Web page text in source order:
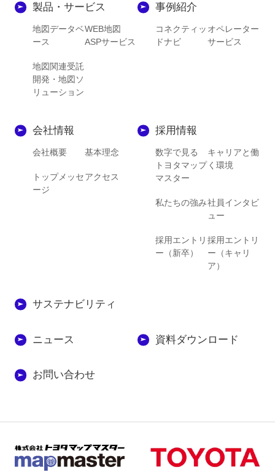
製品・サービス
地図データベ
ース
WEB地図
ASPサービス
地図関連受託
開発・地図ソ
リューション
事例紹介
コネクティッ
ドナビ
オペレーター
サービス
会社情報
会社概要 基本理念
トップメッセ
ージ
アクセス
採用情報
数字で見る
トヨタマップ
マスター
キャリアと働
く環境
私たちの強み社員インタビ
ュー
採用エントリ
ー（新卒）
採用エントリ
ー（キャリ
ア）
サステナビリティ
ニュース 資料ダウンロード
お問い合わせ